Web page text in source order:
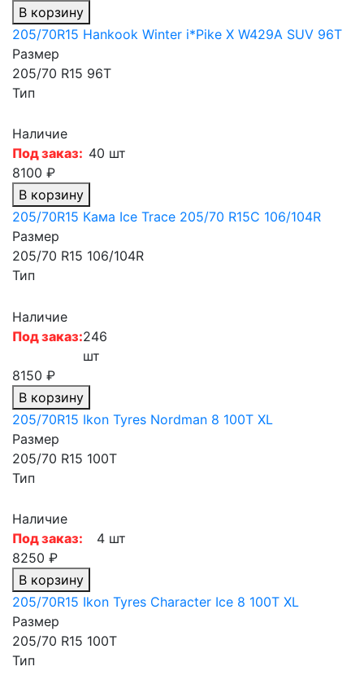
В корзину
205/70R15 Hankook Winter i*Pike X W429A SUV 96T
Размер
205/70 R15 96T
Тип
Наличие
Под заказ: 40 шт
8100 ₽
В корзину
205/70R15 Кама Ice Trace 205/70 R15C 106/104R
Размер
205/70 R15 106/104R
Тип
Наличие
Под заказ:246
шт
8150 ₽
В корзину
205/70R15 Ikon Tyres Nordman 8 100T XL
Размер
205/70 R15 100T
Тип
Наличие
Под заказ:
4 шт
8250 ₽
В корзину
205/70R15 Ikon Tyres Character Ice 8 100T XL
Размер
205/70 R15 100T
Тип